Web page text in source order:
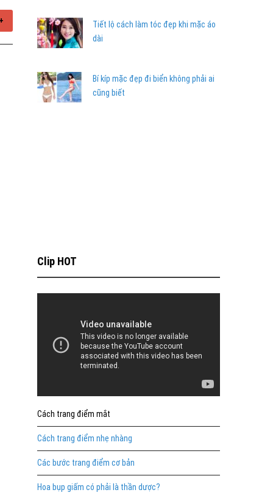
Tiết lộ cách làm tóc đẹp khi mặc áo
dài
Bí kíp mặc đẹp đi biển không phải ai
cũng biết
Clip HOT
Cách trang điểm mắt
Cách trang điểm nhẹ nhàng
Các bước trang điểm cơ bản
Hoa bụp giấm có phải là thần dược?